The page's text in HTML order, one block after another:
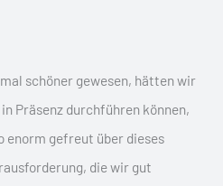
schöner gewesen, hätten wir
Präsenz durchführen können,
enorm gefreut über dieses
die wir gut